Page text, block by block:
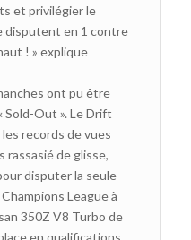
et privilégier le
disputent en 1 contre
! » explique
ont pu être
Out ». Le Drift
records de vues
de glisse,
disputer la seule
League à
350Z V8 Turbo de
en qualifications.